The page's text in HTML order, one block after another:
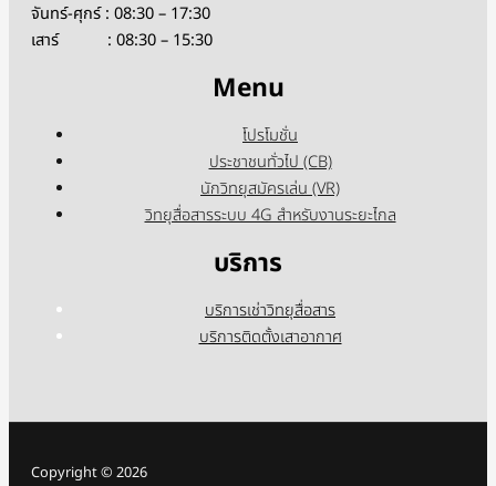
จันทร์-ศุกร์ : 08:30 – 17:30
เสาร์ : 08:30 – 15:30
Menu
โปรโมชั่น
ประชาชนทั่วไป (CB)
นักวิทยุสมัครเล่น (VR)
วิทยุสื่อสารระบบ 4G สำหรับงานระยะไกล
บริการ
บริการเช่าวิทยุสื่อสาร
บริการติดตั้งเสาอากาศ
Copyright © 2026